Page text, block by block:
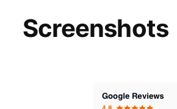
Screenshots